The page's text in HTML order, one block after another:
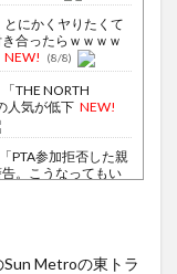
とにかくヤりたくて
合ったらｗｗｗｗ
NEW! (8/8)
「THE NORTH
人気が低下 NEW!
PTA参加拒否した親
。こうなってもい
(8/8)Metroの東トラ